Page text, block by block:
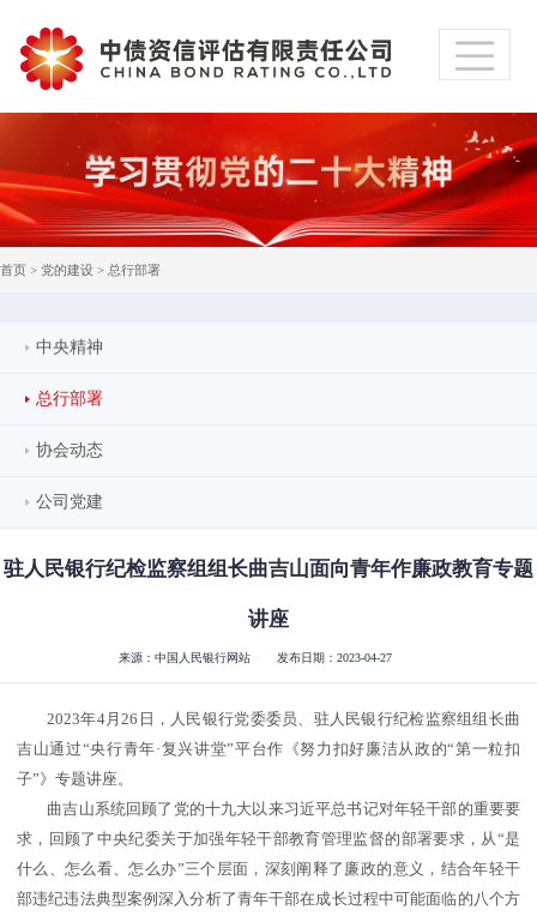
首页 > 党的建设 > 总行部署
中央精神
总行部署
协会动态
公司党建
驻人民银行纪检监察组组长曲吉山面向青年作廉政教育专题
讲座
来源：中国人民银行网站 发布日期：2023-04-27
2023年4月26日，人民银行党委委员、驻人民银行纪检监察组组长曲
吉山通过“央行青年·复兴讲堂”平台作《努力扣好廉洁从政的“第一粒扣
子”》专题讲座。
曲吉山系统回顾了党的十九大以来习近平总书记对年轻干部的重要要
求，回顾了中央纪委关于加强年轻干部教育管理监督的部署要求，从“是
什么、怎么看、怎么办”三个层面，深刻阐释了廉政的意义，结合年轻干
部违纪违法典型案例深入分析了青年干部在成长过程中可能面临的八个方